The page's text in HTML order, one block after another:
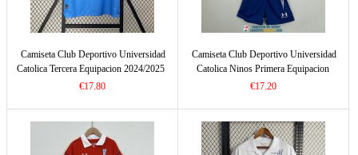
Camiseta Club Deportivo Universidad
Catolica Tercera Equipacion 2024/2025
€17.80
Camiseta Club Deportivo Universidad
Catolica Ninos Primera Equipacion
2023/2024
€17.20